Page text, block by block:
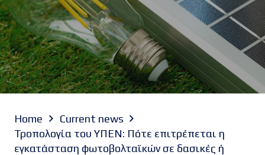
Home
Current news
Τροπολογία του ΥΠΕΝ: Πότε επιτρέπεται η
εγκατάσταση φωτοβολταϊκών σε δασικές ή